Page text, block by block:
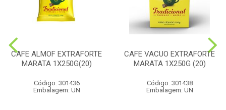
CAFE ALMOF EXTRAFORTE
MARATA 1X250G(20)
Código: 301436
Embalagem: UN
CAFE VACUO EXTRAFORTE
MARATA 1X250G (20)
Código: 301438
Embalagem: UN